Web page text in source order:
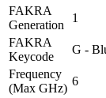
FAKRA
Generation
1
FAKRA
Keycode
G -
Frequency
(Max GHz)
6